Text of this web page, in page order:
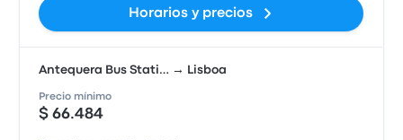
Horarios y precios
Antequera Bus Stati… → Lisboa
Precio mínimo
$ 66.484